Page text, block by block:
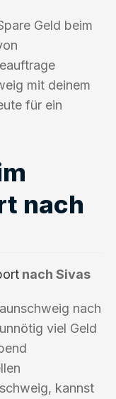
Geld beim
mit deinem
für ein
nach
nach Sivas
nach
viel Geld
kannst